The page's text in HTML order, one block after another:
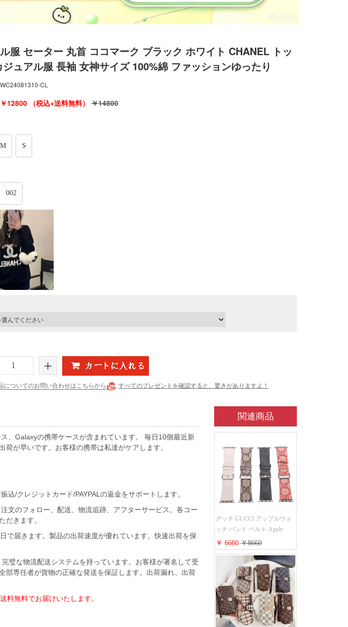
服 セーター 丸首 ココマーク ブラック ホワイト CHANEL トッ
ュアル服 長袖 女神サイズ 100%綿 ファッションゆったり
WC24081310-CL
￥12800（税込+送料無料）￥14800
M S
002
+
についてのお問い合わせはこちらから すべてのプレゼントを確認すると、驚きがありますよ！
、Galaxyの携帯ケースが含まれています。 毎日10個最近新
が早いです。お客様の携帯は私達がケアします。
/クレジットカード/PAYPALの返金をサポートします。
文のフォロー、配送、物流追跡、アフターサービス。各コー
だきます。
で届きます。製品の出荷速度が優れています。快速出荷を保
璧な物流配送システムを持っています。お客様が署名して受
部専任者が貨物の正確な発送を保証します。出荷漏れ、出荷
無料でお届けいたします。
関連商品
グッチ GUCCI アップルウォ
ッチ バンド ベルト Apple
Watch ベルト交換 レザーベル
ト レザーバンド ウォッチバ
ンド 38mm 40mm 42mm 44mm
人気新作
￥ 6660￥8660